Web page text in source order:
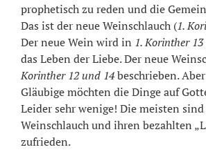
prophetisch zu reden und die
Das ist der neue Weinschlauch (1.
Der neue Wein wird in 1. Korinther 13
das Leben der Liebe. Der neue
Korinther 12 und 14beschrieben.
Gläubige möchten die Dinge auf
Leider sehr wenige! Die meisten
Weinschlauch und ihren bezahlten
zufrieden.